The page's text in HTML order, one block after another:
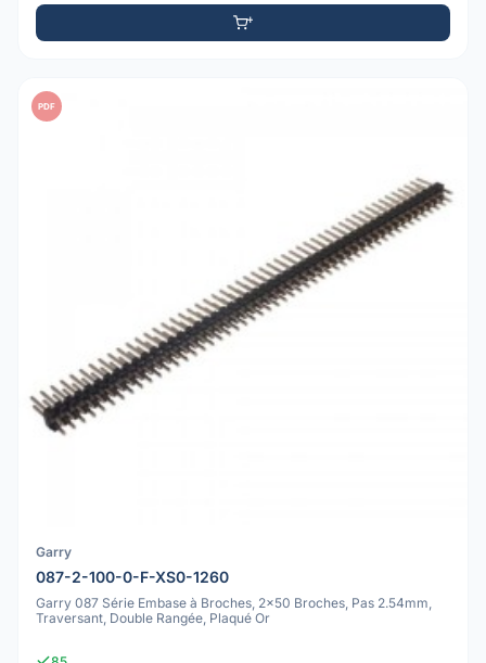
PDF
Garry
087-2-100-0-F-XS0-1260
Garry 087 Série Embase à Broches, 2x50 Broches, Pas 2.54mm,
Traversant, Double Rangée, Plaqué Or